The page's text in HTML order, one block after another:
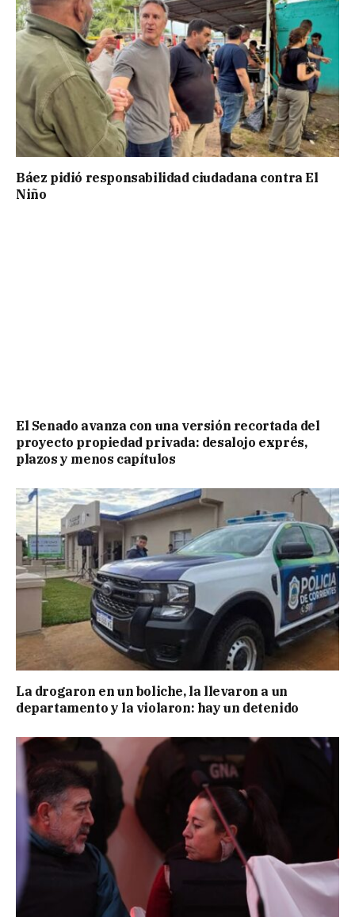
Báez pidió responsabilidad ciudadana contra El
Niño
El Senado avanza con una versión recortada del
proyecto propiedad privada: desalojo exprés,
plazos y menos capítulos
La drogaron en un boliche, la llevaron a un
departamento y la violaron: hay un detenido